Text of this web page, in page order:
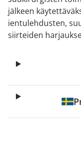
jälkeen
ientulehdusten,
siirteiden